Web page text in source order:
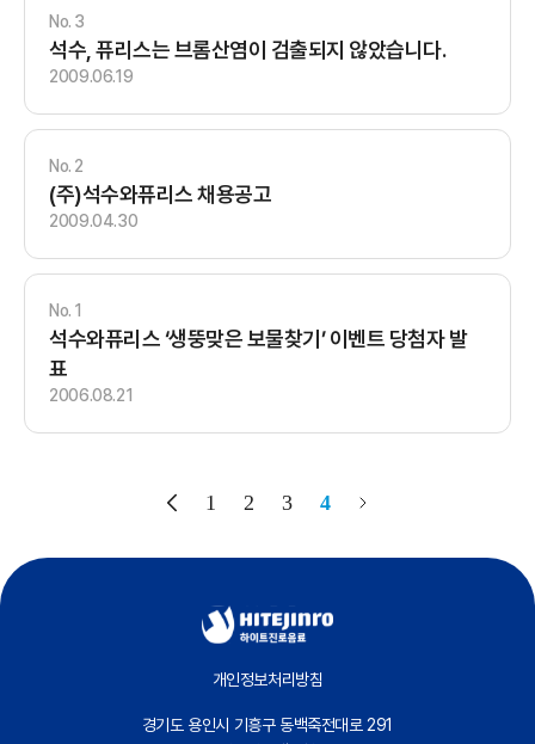
3
석수, 퓨리스는 브롬산염이 검출되지 않았습니다.
2009.06.19
2
(주)석수와퓨리스 채용공고
2009.04.30
1
석수와퓨리스 ‘생뚱맞은 보물찾기’ 이벤트 당첨자 발
표
2006.08.21
1 2 3 4
개인정보처리방침
경기도 용인시 기흥구 동백죽전대로 291